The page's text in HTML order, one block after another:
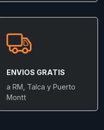
ENVIOS GRATIS
a RM, Talca y Puerto
Montt